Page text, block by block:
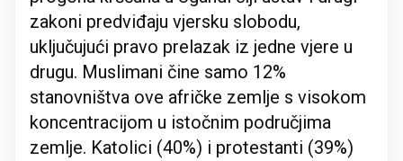
zakoni predviđaju vjersku slobodu,
uključujući pravo prelazak iz jedne vjere u
drugu. Muslimani čine samo 12%
stanovništva ove afričke zemlje s visokom
koncentracijom u istočnim područjima
zemlje. Katolici (40%) i protestanti (39%)